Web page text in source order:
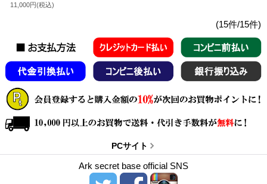
11,000円(税込)
(15件/15件)
PCサイト
Ark secret base official SNS